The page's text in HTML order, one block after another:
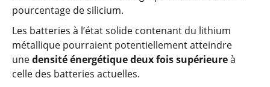
pourcentage de silicium.
Les batteries à l’état solide contenant du lithium
métallique pourraient potentiellement atteindre
unedensité énergétique deux fois supérieureà
celle des batteries actuelles.